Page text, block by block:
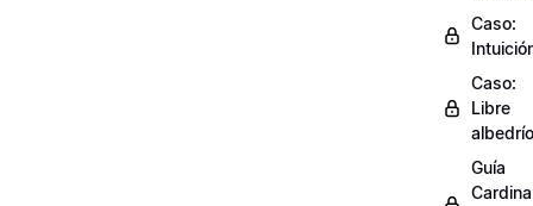
Caso:
Caso:
Libre
albedrío
Guía